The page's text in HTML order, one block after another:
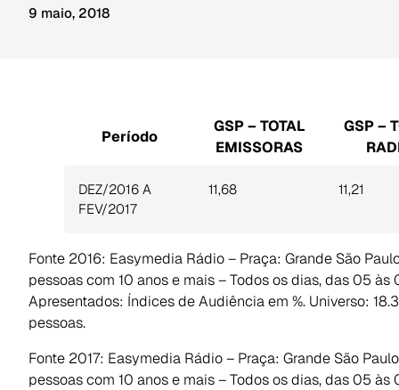
9 maio, 2018
Período
GSP – TOTAL
EMISSORAS
GSP –
DEZ/2016 A
FEV/2017
11,68 11,21
Fonte 2016: Easymedia Rádio – Praça: Grande São
pessoas com 10 anos e mais – Todos os dias, das 05 às
Apresentados: Índices de Audiência em %. Universo:
pessoas.
Fonte 2017: Easymedia Rádio – Praça: Grande São
pessoas com 10 anos e mais – Todos os dias, das 05 às